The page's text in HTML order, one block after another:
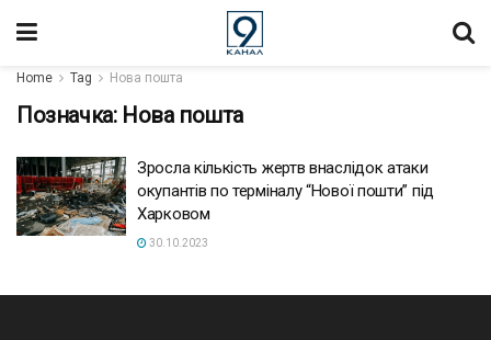
Home Tag Нова пошта
Позначка: Нова пошта
Зросла кількість жертв внаслідок атаки
окупантів по терміналу “Нової пошти” під
Харковом
30.10.2023